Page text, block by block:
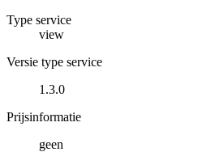
Type service
view
Versie type service
1.3.0
Prijsinformatie
geen